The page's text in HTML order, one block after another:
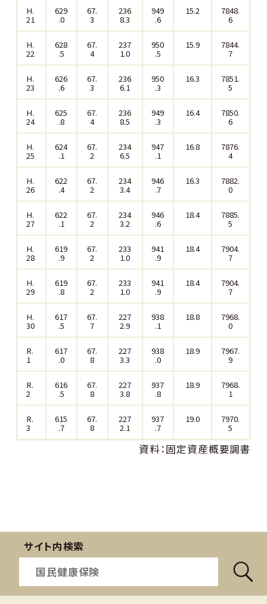
H.
21
629
.0
67.
3
236
8.3
949
.6
15.2 7848.
6
H.
22
628
.5
67.
4
237
1.0
950
.5
15.9 7844.
7
H.
23
626
.6
67.
3
236
6.1
950
.3
16.3 7851.
5
H.
24
625
.8
67.
4
236
8.5
949
.3
16.4 7850.
6
H.
25
624
.1
67.
2
234
6.5
947
.1
16.8 7876.
4
H.
26
622
.4
67.
2
234
3.4
946
.7
16.3 7882.
0
H.
27
622
.1
67.
2
234
3.2
946
.6
18.4 7885.
5
H.
28
619
.9
67.
2
233
1.0
941
.9
18.4 7904.
7
H.
29
619
.8
67.
2
233
1.0
941
.9
18.4 7904.
7
H.
30
617
.5
67.
7
227
2.9
938
.1
18.8 7968.
0
R.
1
617
.0
67.
8
227
3.3
938
.0
18.9 7967.
9
R.
2
616
.5
67.
8
227
3.8
937
.8
18.9 7968.
1
R.
3
615
.7
67.
8
227
2.1
937
.7
19.0 7970.
5
資料：固定資産概要調書
サイト内検索